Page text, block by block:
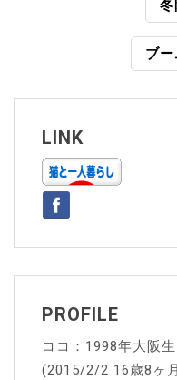
ビ
ゲ
ー
シ
ョ
ン
冬
ブ
LINK
PROFILE
ココ：1998年大阪
(2015/2/2 16歳8ヶ